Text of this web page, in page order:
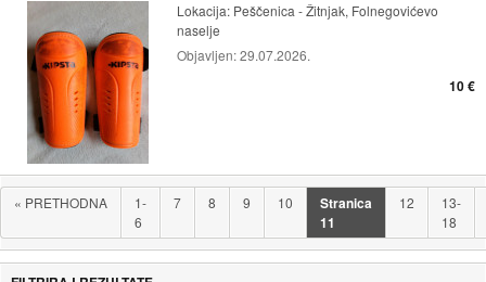
Lokacija: Peščenica - Žitnjak, Folnegovićevo
naselje
Objavljen:29.07.2026.
10 €
« PRETHODNA
1-
6
7 8 9 10
Stranica
11
12
13-
18